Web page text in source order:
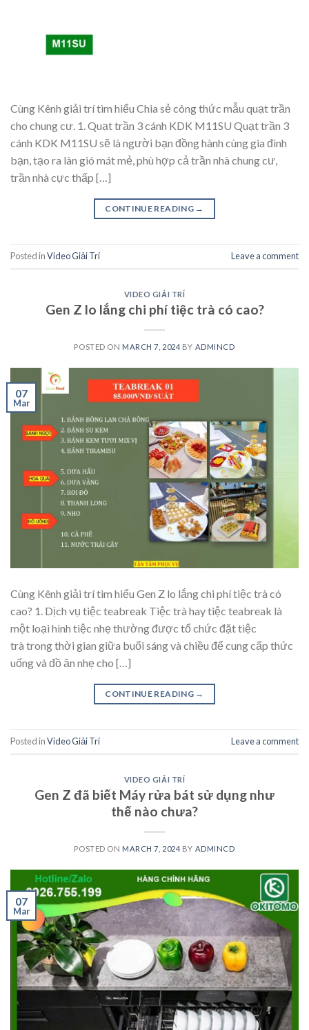
Cùng Kênh giải trí tìm hiểu Chia sẻ công thức mẫu quạt trần
cho chung cư. 1. Quạt trần 3 cánh KDK M11SU Quạt trần 3
cánh KDK M11SU sẽ là người bạn đồng hành cùng gia đình
bạn, tạo ra làn gió mát mẻ, phù hợp cả trần nhà chung cư,
trần nhà cực thấp […]
CONTINUE READING →
Posted inVideo Giải Trí Leave a comment
VIDEO GIẢI TRÍ
Gen Z lo lắng chi phí tiệc trà có cao?
POSTED ON MARCH 7, 2024 BY ADMINCD
07
Mar
Cùng Kênh giải trí tìm hiểu Gen Z lo lắng chi phí tiệc trà có
cao? 1. Dịch vụ tiệc teabreak Tiệc trà hay tiệc teabreak là
một loại hình tiệc nhẹ thường được tổ chức đặt tiệc
trà trong thời gian giữa buổi sáng và chiều để cung cấp thức
uống và đồ ăn nhẹ cho […]
CONTINUE READING →
Posted inVideo Giải Trí Leave a comment
VIDEO GIẢI TRÍ
Gen Z đã biết Máy rửa bát sử dụng như
thế nào chưa?
POSTED ON MARCH 7, 2024 BY ADMINCD
07
Mar